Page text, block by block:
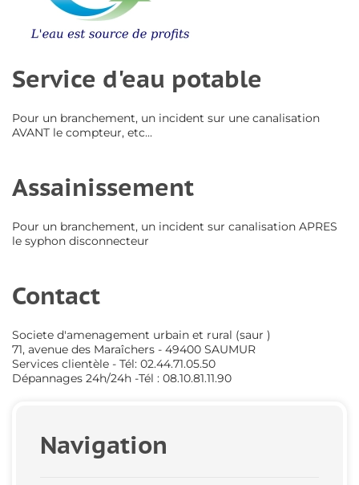
Service d'eau potable
Pour un branchement, un incident sur une canalisation
AVANT le compteur, etc...
Assainissement
Pour un branchement, un incident sur canalisation APRES
le syphon disconnecteur
Contact
Societe d'amenagement urbain et rural (saur )
71, avenue des Maraîchers - 49400 SAUMUR
Services clientèle - Tél: 02.44.71.05.50
Dépannages 24h/24h -Tél : 08.10.81.11.90
Navigation